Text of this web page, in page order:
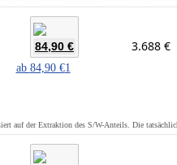
84,90 €
ab 84,90 €1
3.688 €
auf der Extraktion des S/W-Anteils. Die